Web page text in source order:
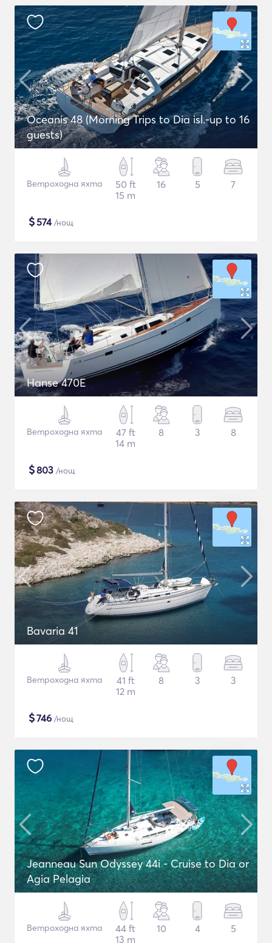
Oceanis 48 (Morning Trips to Dia isl.-up to 16
guests)
Ветроходна яхта
50 ft
15 m
16 5 7
$574/нощ
Hanse 470E
Ветроходна яхта
47 ft
14 m
8 3 8
$803 /нощ
Bavaria 41
Ветроходна яхта
41 ft
12 m
8 3 3
$746 /нощ
Jeanneau Sun Odyssey 44i - Cruise to Dia or
Agia Pelagia
Ветроходна яхта
44 ft
13 m
10 4 5